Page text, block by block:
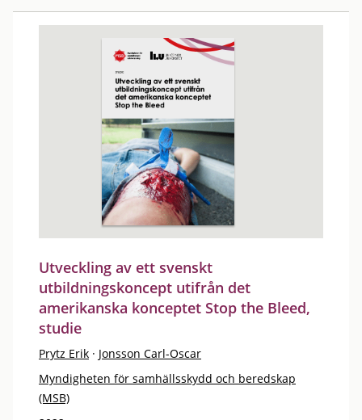
Utveckling av ett svenskt
utbildningskoncept utifrån det
amerikanska konceptet Stop the Bleed,
studie
Prytz Erik · Jonsson Carl-Oscar
Myndigheten för samhällsskydd och beredskap
(MSB)